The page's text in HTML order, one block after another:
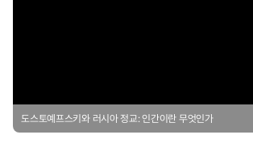
도스토예프스키와 러시아 정교: 인간이란 무엇인가